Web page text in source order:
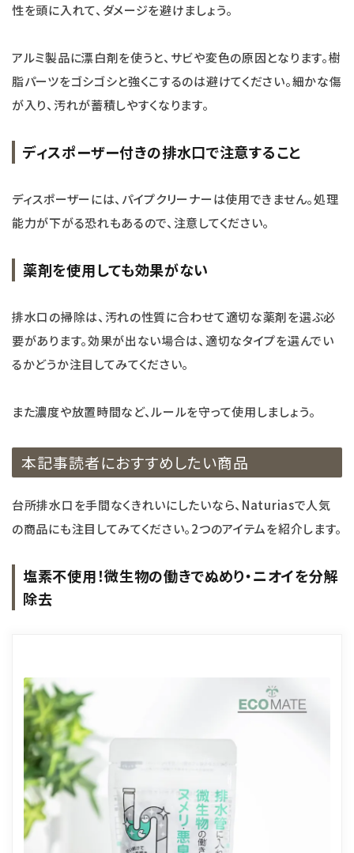
性を頭に入れて、ダメージを避けましょう。
アルミ製品に漂白剤を使うと、サビや変色の原因となります。樹
脂パーツをゴシゴシと強くこするのは避けてください。細かな傷
が入り、汚れが蓄積しやすくなります。
ディスポーザー付きの排水口で注意すること
ディスポーザーには、パイプクリーナーは使用できません。処理
能力が下がる恐れもあるので、注意してください。
薬剤を使用しても効果がない
排水口の掃除は、汚れの性質に合わせて適切な薬剤を選ぶ必
要があります。効果が出ない場合は、適切なタイプを選んでい
るかどうか注目してみてください。
また濃度や放置時間など、ルールを守って使用しましょう。
本記事読者におすすめしたい商品
台所排水口を手間なくきれいにしたいなら、Naturiasで人気
の商品にも注目してみてください。2つのアイテムを紹介します。
塩素不使用！微生物の働きでぬめり・ニオイを分解
除去